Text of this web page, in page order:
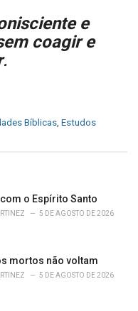
e
coagir e
.
Bíblicas, Estudos
o Espírito Santo
5 DE AGOSTO DE 2026
mortos não voltam
5 DE AGOSTO DE 2026